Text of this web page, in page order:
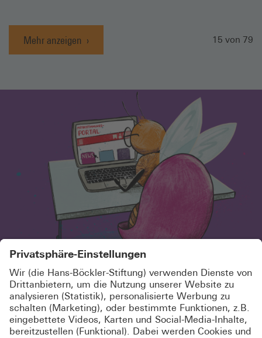
Mehr anzeigen Anzahl
15 von 79
SCHÖN, DASS DU HIER BIST!
MELDE DICH KOSTENLOS AN UND
ABONNIERE UNSEREN